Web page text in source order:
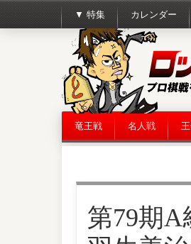
▼ 特集 カレンダー
竜王戦 名人戦
第79期